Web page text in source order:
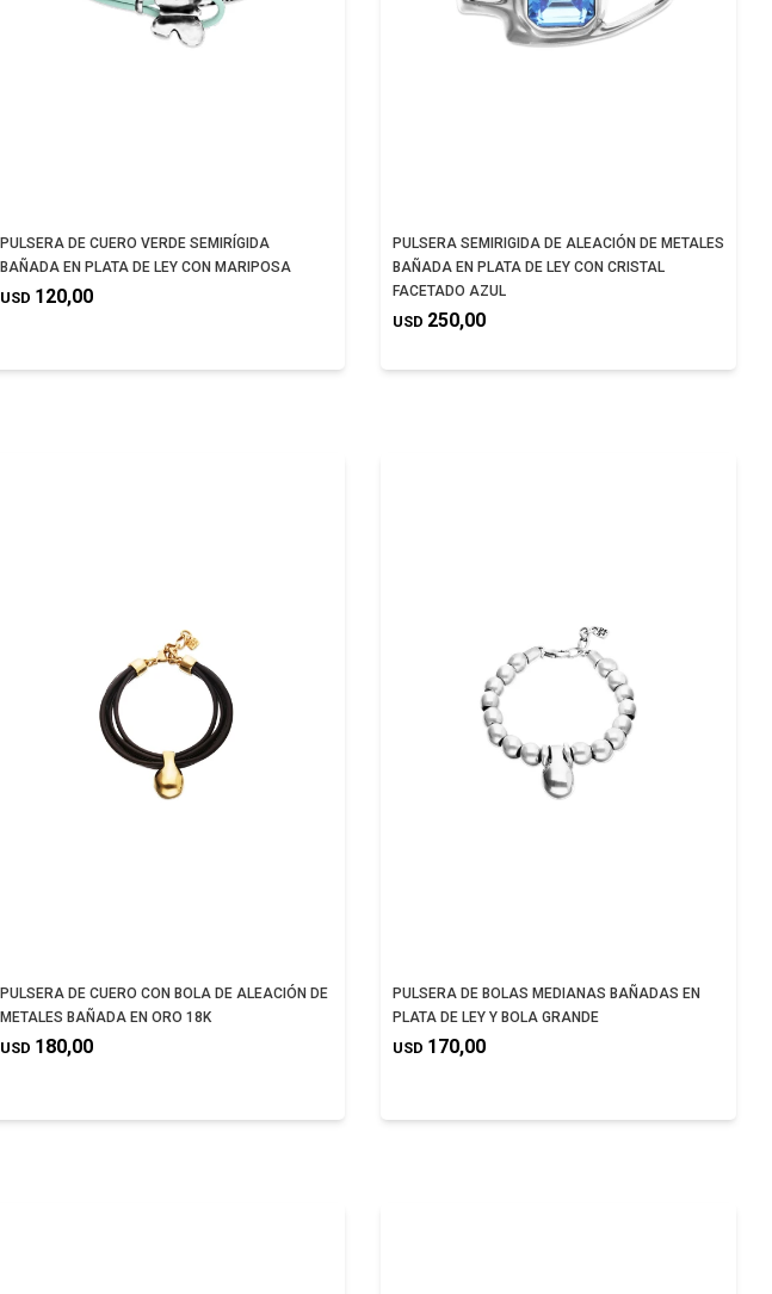
PULSERA DE CUERO VERDE SEMIRÍGIDA
BAÑADA EN PLATA DE LEY CON MARIPOSA
USD 120,00
PULSERA SEMIRIGIDA DE ALEACIÓN DE METALES
BAÑADA EN PLATA DE LEY CON CRISTAL
FACETADO AZUL
USD 250,00
PULSERA DE CUERO CON BOLA DE ALEACIÓN DE
METALES BAÑADA EN ORO 18K
USD 180,00
PULSERA DE BOLAS MEDIANAS BAÑADAS EN
PLATA DE LEY Y BOLA GRANDE
USD 170,00